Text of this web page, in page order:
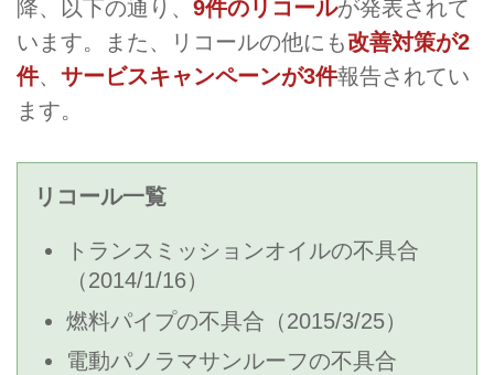
降、以下の通り、 9件のリコールが発表されて
います。また、リコールの他にも改善対策が2
件、 サービスキャンペーンが3件報告されてい
ます。
リコール一覧
トランスミッションオイルの不具合
（2014/1/16）
燃料パイプの不具合（2015/3/25）
電動パノラマサンルーフの不具合